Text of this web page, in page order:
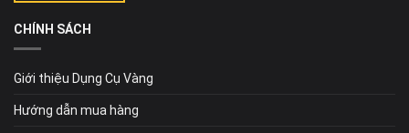
CHÍNH SÁCH
Giới thiệu Dụng Cụ Vàng
Hướng dẫn mua hàng